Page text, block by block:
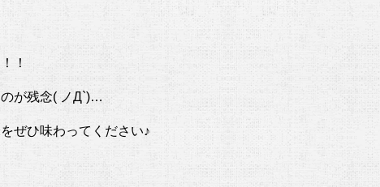
！
が残念( ノД`)…
ぜひ味わってください♪